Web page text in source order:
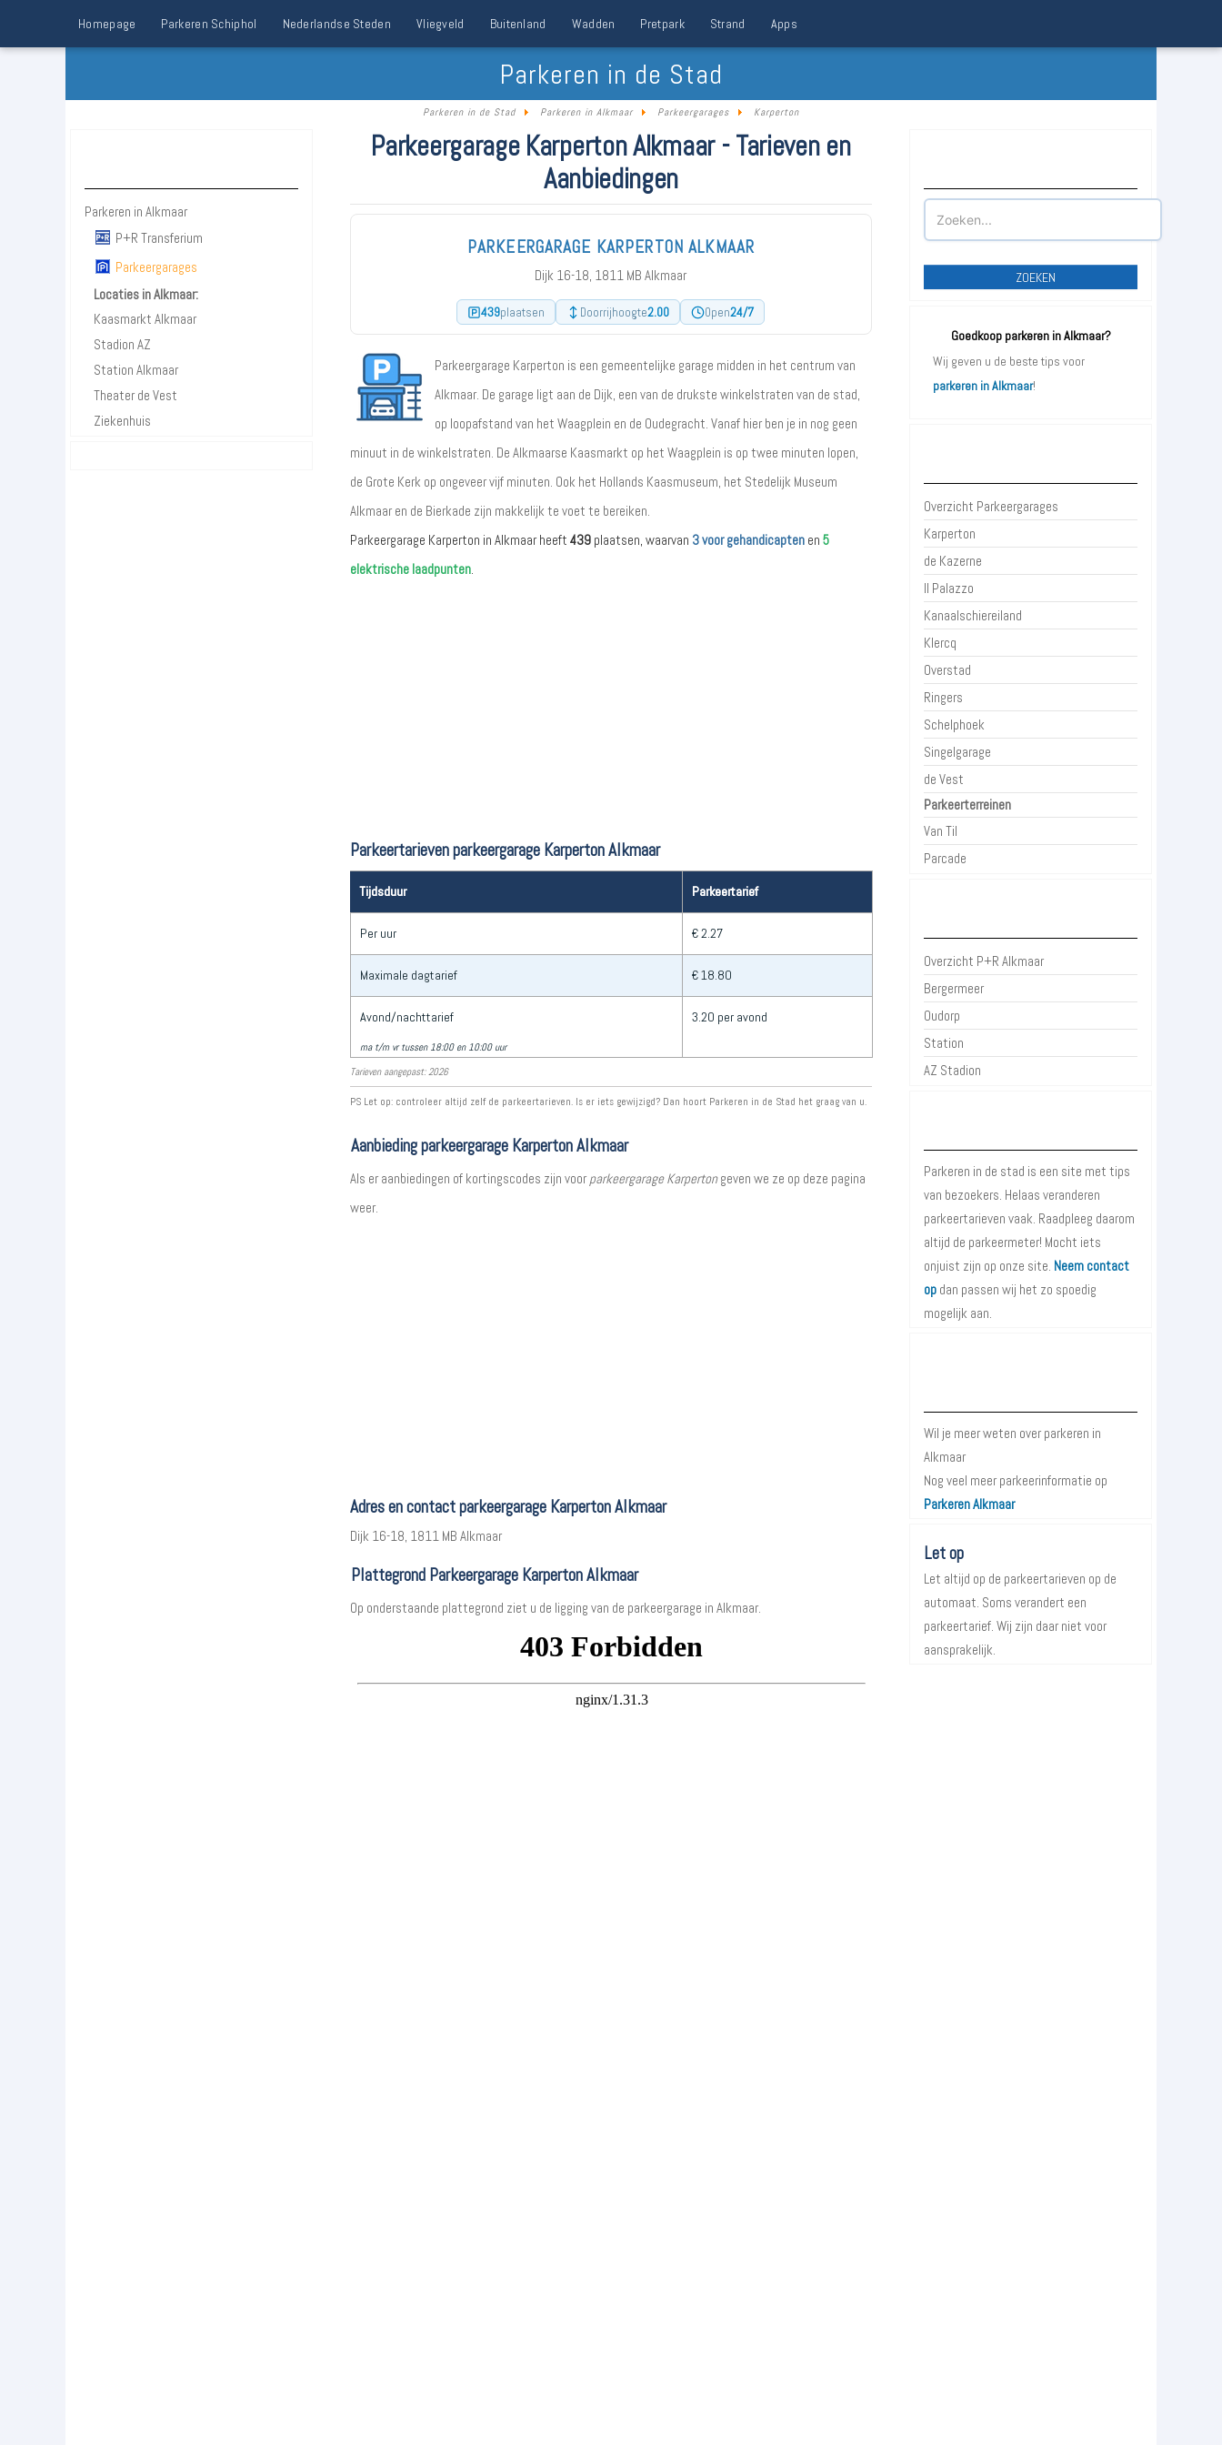
Homepage Parkeren Schiphol Nederlandse Steden Vliegveld Buitenland Wadden Pretpark Strand Apps
Parkeren in de Stad
Parkeren in de Stad Parkeren in Alkmaar Parkeergarages Karperton
Parkeren in Alkmaar
P+R Transferium
Parkeergarages
Locaties in Alkmaar:
Kaasmarkt Alkmaar
Stadion AZ
Station Alkmaar
Theater de Vest
Ziekenhuis
Parkeergarage Karperton Alkmaar - Tarieven en
Aanbiedingen
PARKEERGARAGE KARPERTON ALKMAAR
Dijk 16-18, 1811 MB Alkmaar
439plaatsen Doorrijhoogte2.00 Open24/7
Parkeergarage Karperton is een gemeentelijke garage midden in het centrum van
Alkmaar. De garage ligt aan de Dijk, een van de drukste winkelstraten van de stad,
op loopafstand van het Waagplein en de Oudegracht. Vanaf hier ben je in nog geen
minuut in de winkelstraten. De Alkmaarse Kaasmarkt op het Waagplein is op twee minuten lopen,
de Grote Kerk op ongeveer vijf minuten. Ook het Hollands Kaasmuseum, het Stedelijk Museum
Alkmaar en de Bierkade zijn makkelijk te voet te bereiken.
Parkeergarage Karperton in Alkmaar heeft 439plaatsen, waarvan 3 voor gehandicaptenen 5
elektrische laadpunten.
Parkeertarieven parkeergarage Karperton Alkmaar
Tijdsduur Parkeertarief
Per uur € 2.27
Maximale dagtarief € 18.80
Avond/nachttarief
ma t/m vr tussen 18:00 en 10:00 uur
3.20 per avond
Tarieven aangepast: 2026
PS Let op: controleer altijd zelf de parkeertarieven. Is er iets gewijzigd? Dan hoort Parkeren in de Stad het graag van u.
Aanbieding parkeergarage Karperton Alkmaar
Als er aanbiedingen of kortingscodes zijn voor parkeergarage Karpertongeven we ze op deze pagina
weer.
Adres en contact parkeergarage Karperton Alkmaar
Dijk 16-18, 1811 MB Alkmaar
Plattegrond Parkeergarage Karperton Alkmaar
Op onderstaande plattegrond ziet u de ligging van de parkeergarage in Alkmaar.
ZOEKEN
Goedkoop parkeren in Alkmaar?
Wij geven u de beste tips voor
parkeren in Alkmaar!
Overzicht Parkeergarages
Karperton
de Kazerne
Il Palazzo
Kanaalschiereiland
Klercq
Overstad
Ringers
Schelphoek
Singelgarage
de Vest
Parkeerterreinen
Van Til
Parcade
Overzicht P+R Alkmaar
Bergermeer
Oudorp
Station
AZ Stadion
Parkeren in de stad is een site met tips
van bezoekers. Helaas veranderen
parkeertarieven vaak. Raadpleeg daarom
altijd de parkeermeter! Mocht iets
onjuist zijn op onze site. Neem contact
op dan passen wij het zo spoedig
mogelijk aan.
Wil je meer weten over parkeren in
Alkmaar
Nog veel meer parkeerinformatie op
Parkeren Alkmaar
Let op
Let altijd op de parkeertarieven op de
automaat. Soms verandert een
parkeertarief. Wij zijn daar niet voor
aansprakelijk.